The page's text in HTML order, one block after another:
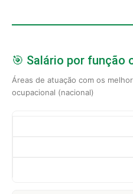
🎯 Salário por função
Áreas de atuação com os
ocupacional (nacional)